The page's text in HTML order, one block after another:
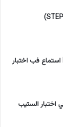
ملف أهم 11 نموذج Listening استماع فب اختبار